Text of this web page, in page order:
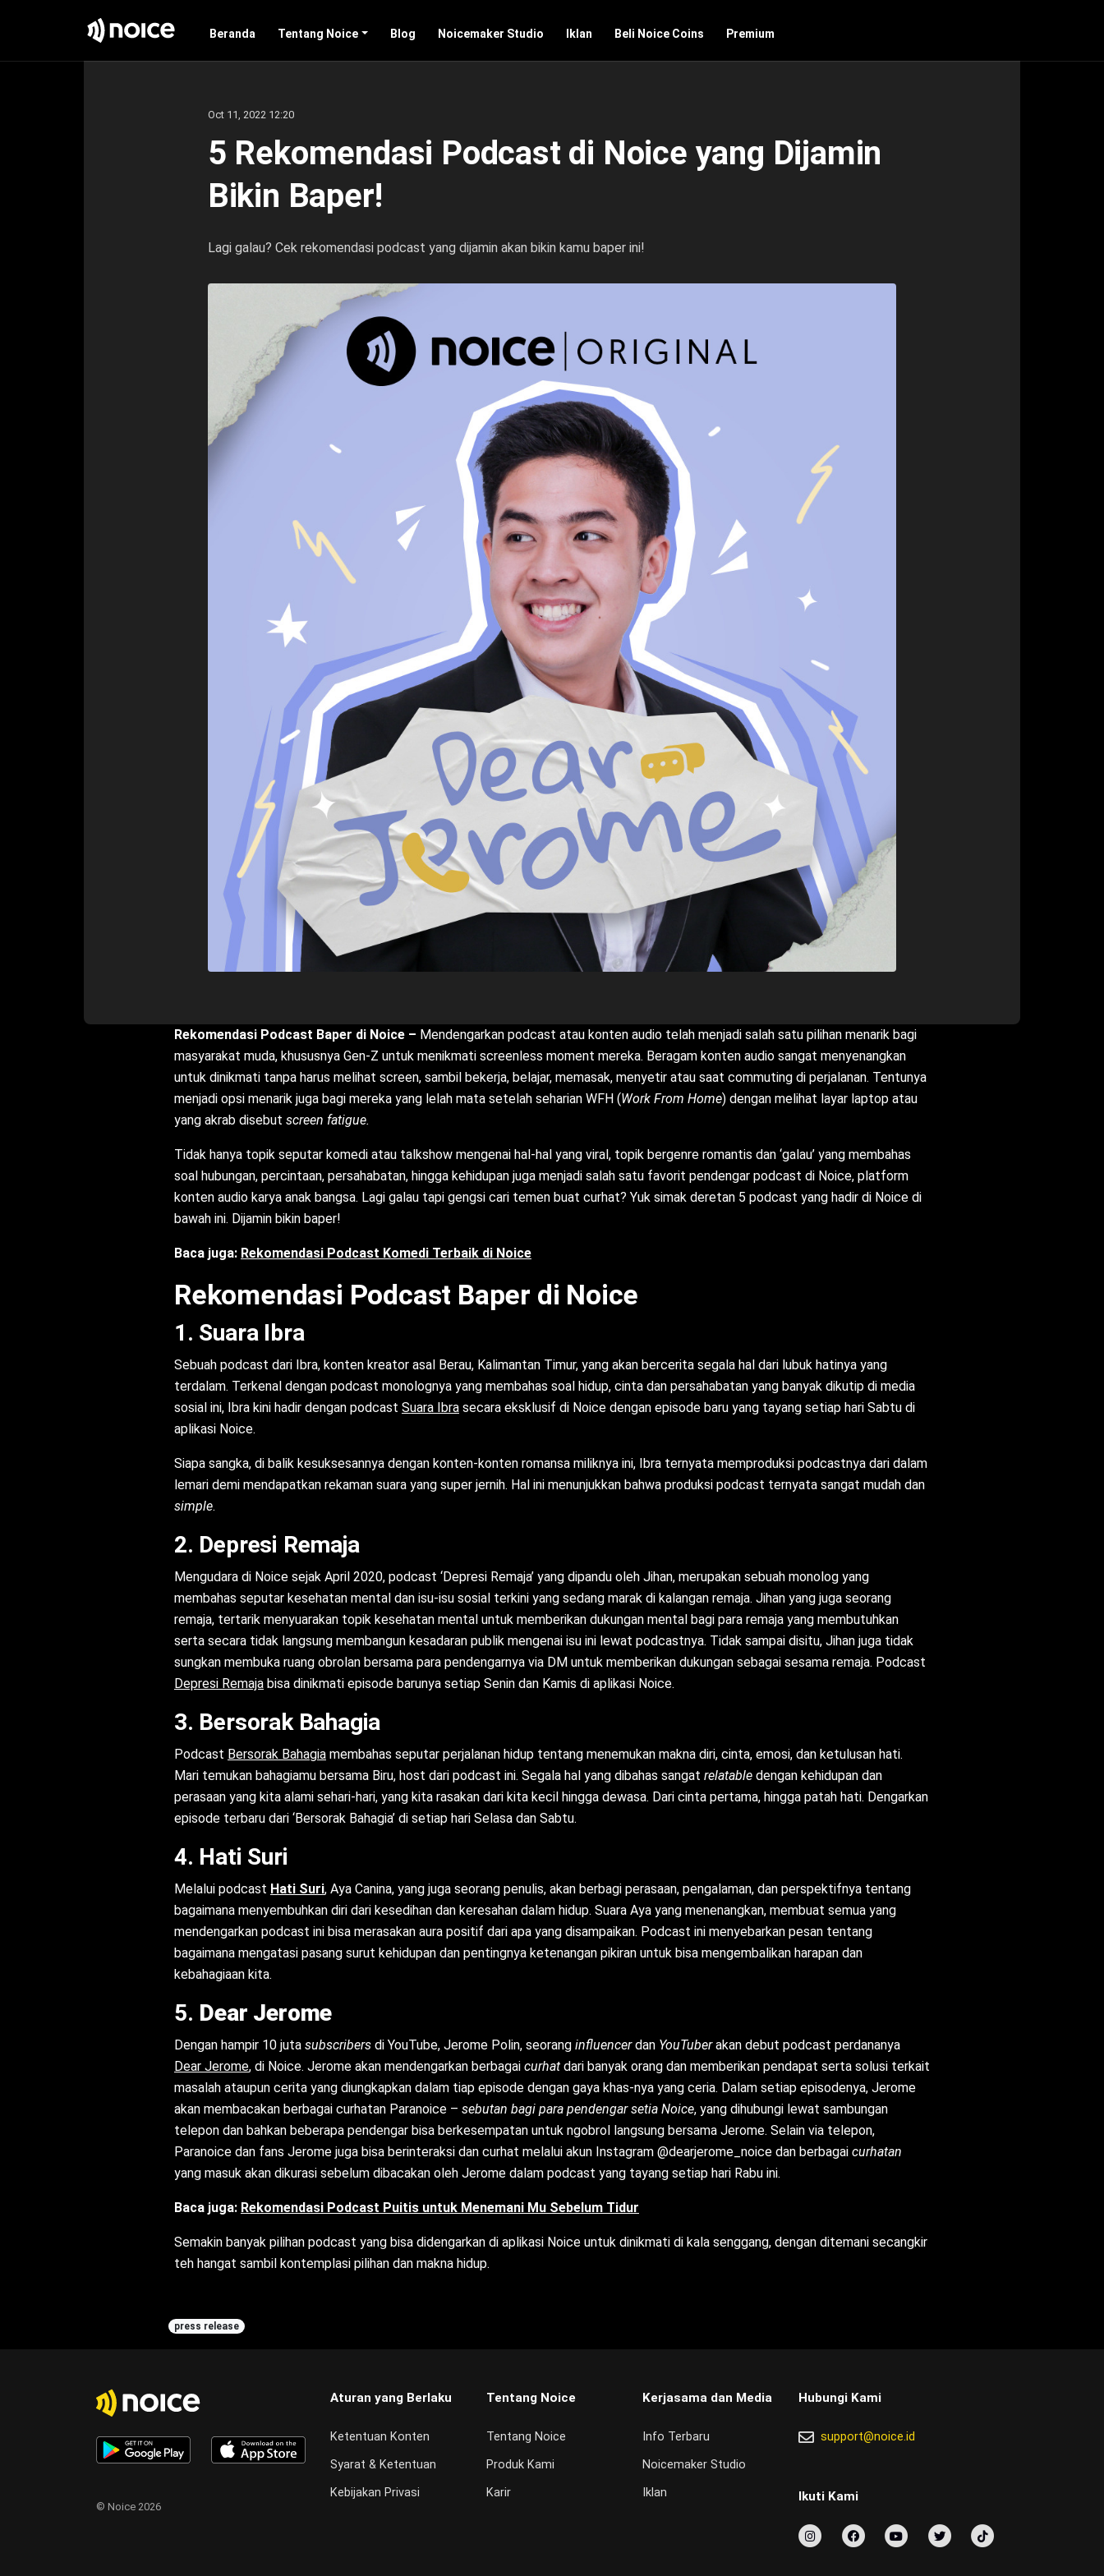
Beranda Tentang Noice Blog Noicemaker Studio Iklan Beli Noice Coins Premium
Oct 11, 2022 12:20
5 Rekomendasi Podcast di Noice yang Dijamin
Bikin Baper!
Lagi galau? Cek rekomendasi podcast yang dijamin akan bikin kamu baper ini!
Rekomendasi Podcast Baper di Noice – Mendengarkan podcast atau konten audio telah menjadi salah satu pilihan menarik bagi
masyarakat muda, khususnya Gen-Z untuk menikmati screenless moment mereka. Beragam konten audio sangat menyenangkan
untuk dinikmati tanpa harus melihat screen, sambil bekerja, belajar, memasak, menyetir atau saat commuting di perjalanan. Tentunya
menjadi opsi menarik juga bagi mereka yang lelah mata setelah seharian WFH (Work From Home) dengan melihat layar laptop atau
yang akrab disebut screen fatigue.
Tidak hanya topik seputar komedi atau talkshow mengenai hal-hal yang viral, topik bergenre romantis dan ‘galau’ yang membahas
soal hubungan, percintaan, persahabatan, hingga kehidupan juga menjadi salah satu favorit pendengar podcast di Noice, platform
konten audio karya anak bangsa. Lagi galau tapi gengsi cari temen buat curhat? Yuk simak deretan 5 podcast yang hadir di Noice di
bawah ini. Dijamin bikin baper!
Baca juga: Rekomendasi Podcast Komedi Terbaik di Noice
Rekomendasi Podcast Baper di Noice
1. Suara Ibra
Sebuah podcast dari Ibra, konten kreator asal Berau, Kalimantan Timur, yang akan bercerita segala hal dari lubuk hatinya yang
terdalam. Terkenal dengan podcast monolognya yang membahas soal hidup, cinta dan persahabatan yang banyak dikutip di media
sosial ini, Ibra kini hadir dengan podcast Suara Ibra secara eksklusif di Noice dengan episode baru yang tayang setiap hari Sabtu di
aplikasi Noice.
Siapa sangka, di balik kesuksesannya dengan konten-konten romansa miliknya ini, Ibra ternyata memproduksi podcastnya dari dalam
lemari demi mendapatkan rekaman suara yang super jernih. Hal ini menunjukkan bahwa produksi podcast ternyata sangat mudah dan
simple.
2. Depresi Remaja
Mengudara di Noice sejak April 2020, podcast ‘Depresi Remaja’ yang dipandu oleh Jihan, merupakan sebuah monolog yang
membahas seputar kesehatan mental dan isu-isu sosial terkini yang sedang marak di kalangan remaja. Jihan yang juga seorang
remaja, tertarik menyuarakan topik kesehatan mental untuk memberikan dukungan mental bagi para remaja yang membutuhkan
serta secara tidak langsung membangun kesadaran publik mengenai isu ini lewat podcastnya. Tidak sampai disitu, Jihan juga tidak
sungkan membuka ruang obrolan bersama para pendengarnya via DM untuk memberikan dukungan sebagai sesama remaja. Podcast
Depresi Remaja bisa dinikmati episode barunya setiap Senin dan Kamis di aplikasi Noice.
3. Bersorak Bahagia
Podcast Bersorak Bahagia membahas seputar perjalanan hidup tentang menemukan makna diri, cinta, emosi, dan ketulusan hati.
Mari temukan bahagiamu bersama Biru, host dari podcast ini. Segala hal yang dibahas sangat relatable dengan kehidupan dan
perasaan yang kita alami sehari-hari, yang kita rasakan dari kita kecil hingga dewasa. Dari cinta pertama, hingga patah hati. Dengarkan
episode terbaru dari ‘Bersorak Bahagia’ di setiap hari Selasa dan Sabtu.
4. Hati Suri
Melalui podcast Hati Suri, Aya Canina, yang juga seorang penulis, akan berbagi perasaan, pengalaman, dan perspektifnya tentang
bagaimana menyembuhkan diri dari kesedihan dan keresahan dalam hidup. Suara Aya yang menenangkan, membuat semua yang
mendengarkan podcast ini bisa merasakan aura positif dari apa yang disampaikan. Podcast ini menyebarkan pesan tentang
bagaimana mengatasi pasang surut kehidupan dan pentingnya ketenangan pikiran untuk bisa mengembalikan harapan dan
kebahagiaan kita.
5. Dear Jerome
Dengan hampir 10 juta subscribers di YouTube, Jerome Polin, seorang influencerdan YouTuberakan debut podcast perdananya
Dear Jerome, di Noice. Jerome akan mendengarkan berbagai curhat dari banyak orang dan memberikan pendapat serta solusi terkait
masalah ataupun cerita yang diungkapkan dalam tiap episode dengan gaya khas-nya yang ceria. Dalam setiap episodenya, Jerome
akan membacakan berbagai curhatan Paranoice – sebutan bagi para pendengar setia Noice, yang dihubungi lewat sambungan
telepon dan bahkan beberapa pendengar bisa berkesempatan untuk ngobrol langsung bersama Jerome. Selain via telepon,
Paranoice dan fans Jerome juga bisa berinteraksi dan curhat melalui akun Instagram @dearjerome_noice dan berbagai curhatan
yang masuk akan dikurasi sebelum dibacakan oleh Jerome dalam podcast yang tayang setiap hari Rabu ini.
Baca juga: Rekomendasi Podcast Puitis untuk Menemani Mu Sebelum Tidur
Semakin banyak pilihan podcast yang bisa didengarkan di aplikasi Noice untuk dinikmati di kala senggang, dengan ditemani secangkir
teh hangat sambil kontemplasi pilihan dan makna hidup.
press release
© Noice 2026
Aturan yang Berlaku
Ketentuan Konten
Syarat & Ketentuan
Kebijakan Privasi
Tentang Noice
Tentang Noice
Produk Kami
Karir
Kerjasama dan Media
Info Terbaru
Noicemaker Studio
Iklan
Hubungi Kami
support@noice.id
Ikuti Kami